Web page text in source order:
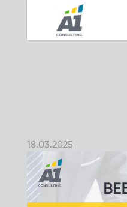
18.03.2025